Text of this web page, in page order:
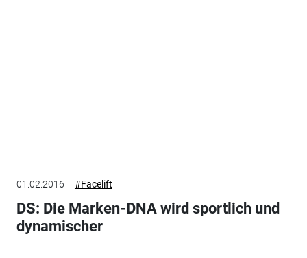
01.02.2016 #Facelift
DS: Die Marken-DNA wird sportlich und
dynamischer